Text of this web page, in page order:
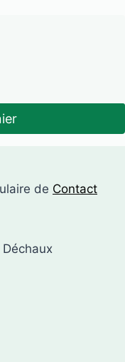
de Contact